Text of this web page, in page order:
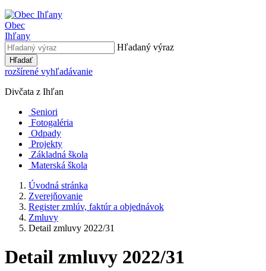
Obec
Ihľany
Hľadaný výraz
Hľadať
rozšírené vyhľadávanie
Divčata z Ihľan
Seniori
Fotogaléria
Odpady
Projekty
Základná škola
Materská škola
Úvodná stránka
Zverejňovanie
Register zmlúv, faktúr a objednávok
Zmluvy
Detail zmluvy 2022/31
Detail zmluvy 2022/31